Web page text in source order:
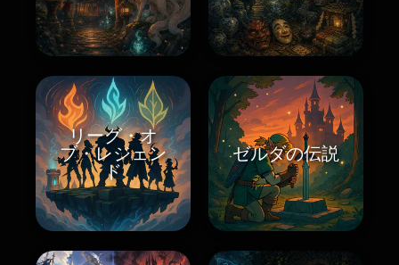
リーグ・オ
ブ・レジェン
ド
ゼルダの伝説